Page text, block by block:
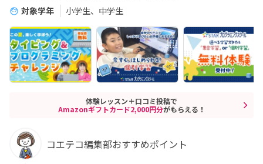
対象学年
小学生、中学生
体験レッスン＋口コミ投稿で
Amazonギフトカード2,000円分がもらえる！
コエテコ編集部おすすめポイント